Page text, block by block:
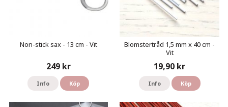
Non-stick sax - 13 cm - Vit
249 kr
Info Köp
Blomstertråd 1,5 mm x 40 cm -
Vit
19,90 kr
Info Köp